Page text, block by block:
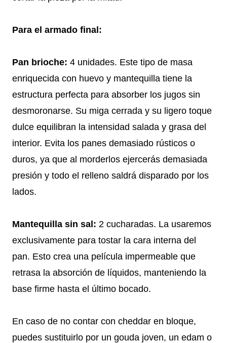
Para el armado final:
Pan brioche: 4 unidades. Este tipo de masa
enriquecida con huevo y mantequilla tiene la
estructura perfecta para absorber los jugos sin
desmoronarse. Su miga cerrada y su ligero toque
dulce equilibran la intensidad salada y grasa del
interior. Evita los panes demasiado rústicos o
duros, ya que al morderlos ejercerás demasiada
presión y todo el relleno saldrá disparado por los
lados.
Mantequilla sin sal: 2 cucharadas. La usaremos
exclusivamente para tostar la cara interna del
pan. Esto crea una película impermeable que
retrasa la absorción de líquidos, manteniendo la
base firme hasta el último bocado.
En caso de no contar con cheddar en bloque,
puedes sustituirlo por un gouda joven, un edam o